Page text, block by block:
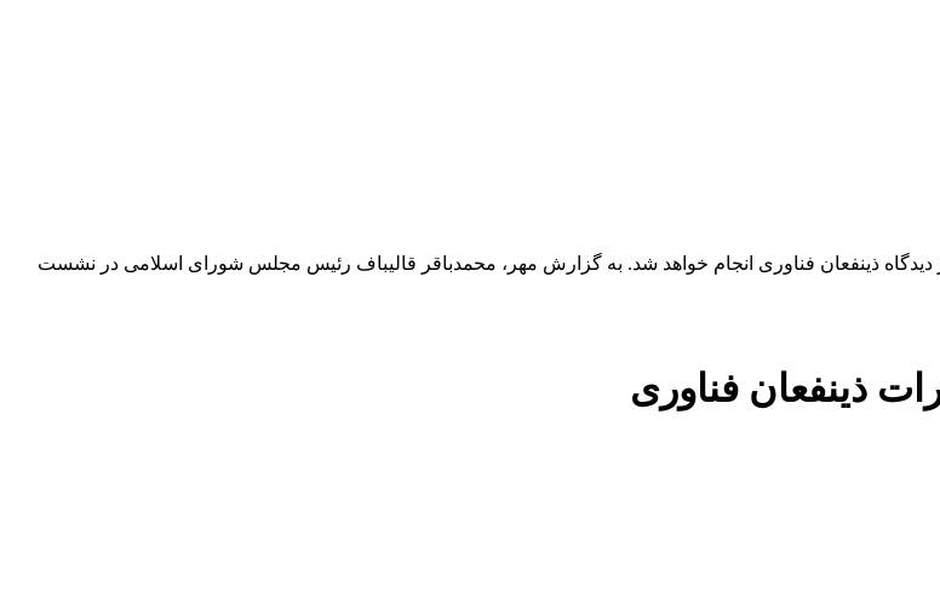
ذینفعان فناوری انجام خواهد شد. به گزارش مهر، محمدباقر قالیباف رئیس مجلس شورای اسلامی در نشست
ذینفعان فناوری